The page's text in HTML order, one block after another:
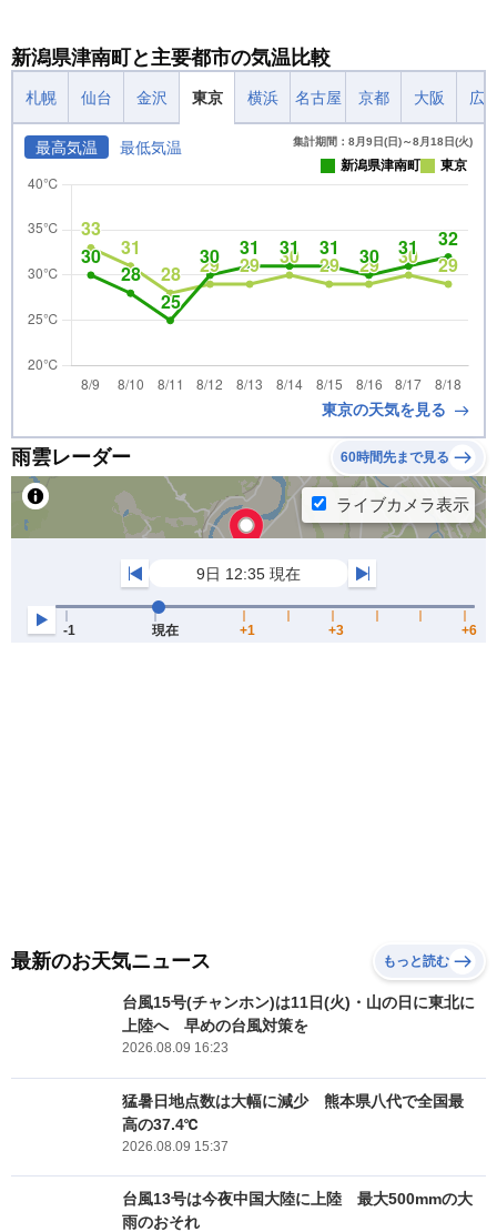
新潟県津南町と主要都市の気温比較
札幌 仙台 金沢 東京 横浜 名古屋 京都 大阪 広
最高気温 最低気温 集計期間：8月9日(日)～8月18日(火)
新潟県津南町 東京
東京の天気を見る
雨雲レーダー 60時間先まで見る
最新のお天気ニュース もっと読む
台風15号(チャンホン)は11日(火)・山の日に東北に
上陸へ 早めの台風対策を
2026.08.09 16:23
猛暑日地点数は大幅に減少 熊本県八代で全国最
高の37.4℃
2026.08.09 15:37
台風13号は今夜中国大陸に上陸 最大500mmの大
雨のおそれ